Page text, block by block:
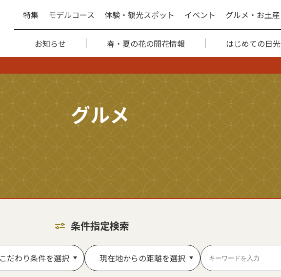
特集 モデルコース 体験・観光スポット イベント グルメ・お土産
お知らせ 春・夏の花の開花情報 はじめての日光
グルメ
条件指定検索
こだわり条件を選択 現在地からの距離を選択